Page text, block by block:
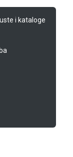
i kataloge